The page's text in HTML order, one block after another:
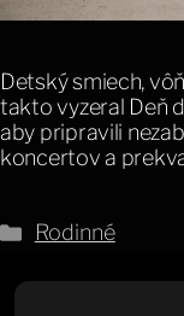
Detský smiech,
takto vyzeral Deň
aby pripravili
koncertov a
Kategórie
Rodinné